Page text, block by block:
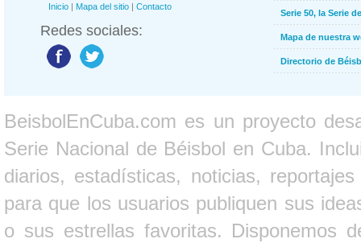
Inicio | Mapa del sitio | Contacto
Redes sociales:
Serie 50, la Serie
Mapa de nuestra
Directorio de
BeisbolEnCuba.com es un proyecto
Serie Nacional de Béisbol en Cuba.
diarios, estadísticas, noticias,
para que los usuarios publiquen sus
o sus estrellas favoritas. Disponemos